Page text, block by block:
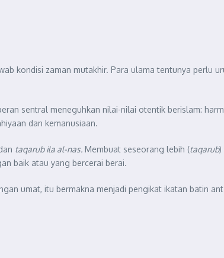
kondisi zaman mutakhir. Para ulama tentunya perlu
sentral meneguhkan nilai-nilai otentik berislam:
dan kemanusiaan.
taqarub ila al-nas. Membuat seseorang lebih (taqarub)
baik atau yang bercerai berai.
umat, itu bermakna menjadi pengikat ikatan batin